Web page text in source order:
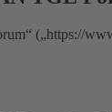
(„https://